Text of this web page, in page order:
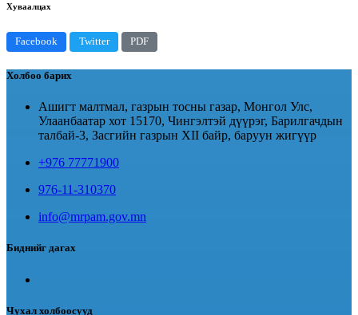
Хуваалцах
Facebook Twitter PDF
Холбоо барих
Ашигт малтмал, газрын тосны газар, Монгол Улс,
Улаанбаатар хот 15170, Чингэлтэй дүүрэг, Барилгачдын
талбай-3, Засгийн газрын XII байр, баруун жигүүр
+976 77771900
976-11-310370
info@mrpam.gov.mn
Биднийг дагах
Чухал холбоосууд